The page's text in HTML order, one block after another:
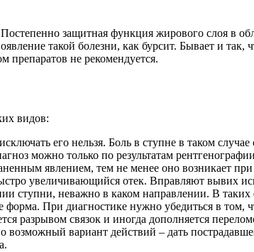
защитная функция жирового слоя в
такой болезни, как бурсит. Бывает и
препаратов не рекомендуется.
видов:
его нельзя. Боль в ступне в таком
можно только по результатам
явлением, тем не менее оно возникает
увеличивающийся отек. Вправляют вывих
ступни, неважно в каком направлении. В таких
При диагностике нужно убедиться в том,
разрывом связок и иногда дополняется
возможный вариант действий – дать